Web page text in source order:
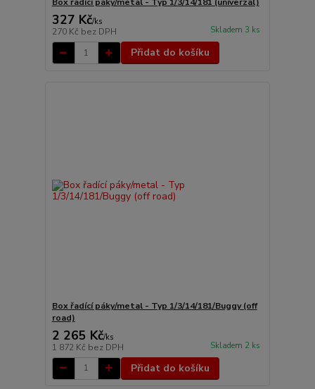
327 Kč/ks
270 Kč bez DPH Skladem 3 ks
Přidat do košíku
Box řadící páky/metal - Typ 1/3/14/181/Buggy (off
road)
2 265 Kč/ks
1 872 Kč bez DPH Skladem 2 ks
Přidat do košíku